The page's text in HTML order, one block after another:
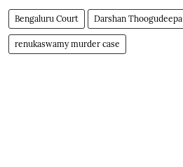
Bengaluru Court Darshan Thoogudeepa
renukaswamy murder case